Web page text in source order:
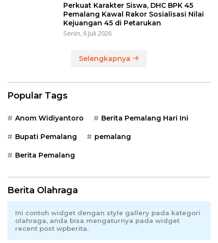
Perkuat Karakter Siswa, DHC BPK 45
Pemalang Kawal Rakor Sosialisasi Nilai
Kejuangan 45 di Petarukan
Senin, 6 Juli 2026
Selengkapnya
Popular Tags
Anom Widiyantoro Berita Pemalang Hari Ini
Bupati Pemalang pemalang
Berita Pemalang
Berita Olahraga
Ini contoh widget dengan style gallery pada kategori
olahraga, anda bisa mengaturnya pada widget
recent post wpberita.